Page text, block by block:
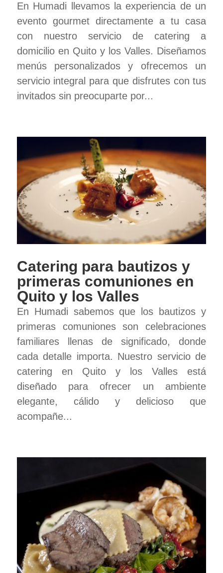
En Humadi llevamos la experiencia de un
evento gourmet directamente a tu casa
con nuestro servicio de catering a
domicilio en Quito y los Valles. Diseñamos
menús personalizados y ofrecemos un
servicio integral para que disfrutes con tus
invitados sin preocuparte por...
Catering para bautizos y
primeras comuniones en
Quito y los Valles
En Humadi sabemos que los bautizos y
primeras comuniones son celebraciones
familiares llenas de significado, donde
cada detalle importa. Nuestro servicio de
catering en Quito y los Valles está
diseñado para ofrecer un ambiente
elegante, cálido y delicioso que
acompañe...